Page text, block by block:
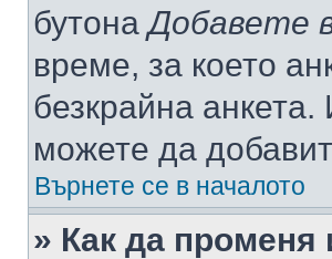
бутонаДобавете
време, за което
безкрайна
можете да
Върнете се в началото
» Как да променя